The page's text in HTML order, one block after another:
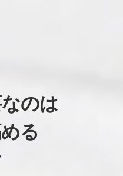
のは
る